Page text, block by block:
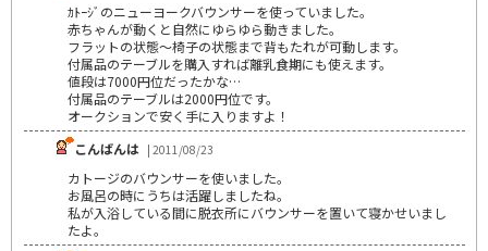
ｶﾄｰｼﾞのニューヨークバウンサーを使っていました。
赤ちゃんが動くと自然にゆらゆら動きました。
フラットの状態～椅子の状態まで背もたれが可動します。
付属品のテーブルを購入すれば離乳食期にも使えます。
値段は7000円位だったかな…
付属品のテーブルは2000円位です。
オークションで安く手に入りますよ！
こんばんは | 2011/08/23
カトージのバウンサーを使いました。
お風呂の時にうちは活躍しましたね。
私が入浴している間に脱衣所にバウンサーを置いて寝かせいまし
たよ。